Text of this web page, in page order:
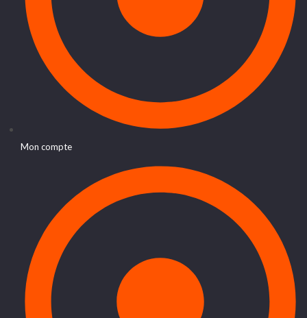
Mon compte